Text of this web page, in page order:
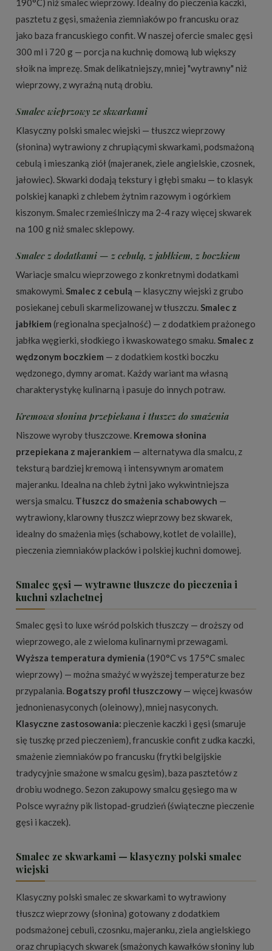
190°C) niż smalec wieprzowy. Idealny do pieczenia kaczki,
pasztetu z gęsi, smażenia ziemniaków po francusku oraz
jako baza francuskiego confit. W naszej ofercie smalec gęsi
300 ml i 720 g — porcja na kuchnię domową lub większy
słoik na imprezę. Smak delikatniejszy, mniej "wytrawny" niż
wieprzowy, z wyraźną nutą drobiu.
Smalec wieprzowy ze skwarkami
Klasyczny polski smalec wiejski — tłuszcz wieprzowy
(słonina) wytrawiony z chrupiącymi skwarkami, podsmażoną
cebulą i mieszanką ziół (majeranek, ziele angielskie, czosnek,
jałowiec). Skwarki dodają tekstury i głębi smaku — to klasyk
polskiej kanapki z chlebem żytnim razowym i ogórkiem
kiszonym. Smalec rzemieślniczy ma 2-4 razy więcej skwarek
na 100 g niż smalec sklepowy.
Smalec z dodatkami — z cebulą, z jabłkiem, z boczkiem
Wariacje smalcu wieprzowego z konkretnymi dodatkami
smakowymi. Smalec z cebulą — klasyczny wiejski z grubo
posiekanej cebuli skarmelizowanej w tłuszczu. Smalec z
jabłkiem (regionalna specjalność) — z dodatkiem prażonego
jabłka węgierki, słodkiego i kwaskowatego smaku. Smalec z
wędzonym boczkiem — z dodatkiem kostki boczku
wędzonego, dymny aromat. Każdy wariant ma własną
charakterystykę kulinarną i pasuje do innych potraw.
Kremowa słonina przepiekana i tłuszcz do smażenia
Niszowe wyroby tłuszczowe. Kremowa słonina
przepiekana z majerankiem — alternatywa dla smalcu, z
teksturą bardziej kremową i intensywnym aromatem
majeranku. Idealna na chleb żytni jako wykwintniejsza
wersja smalcu. Tłuszcz do smażenia schabowych —
wytrawiony, klarowny tłuszcz wieprzowy bez skwarek,
idealny do smażenia mięs (schabowy, kotlet de volaille),
pieczenia ziemniaków placków i polskiej kuchni domowej.
Smalec gęsi — wytrawne tłuszcze do pieczenia i
kuchni szlachetnej
Smalec gęsi to luxe wśród polskich tłuszczy — droższy od
wieprzowego, ale z wieloma kulinarnymi przewagami.
Wyższa temperatura dymienia (190°C vs 175°C smalec
wieprzowy) — można smażyć w wyższej temperaturze bez
przypalania. Bogatszy profil tłuszczowy — więcej kwasów
jednonienasyconych (oleinowy), mniej nasyconych.
Klasyczne zastosowania: pieczenie kaczki i gęsi (smaruje
się tuszkę przed pieczeniem), francuskie confit z udka kaczki,
smażenie ziemniaków po francusku (frytki belgijskie
tradycyjnie smażone w smalcu gęsim), baza pasztetów z
drobiu wodnego. Sezon zakupowy smalcu gęsiego ma w
Polsce wyraźny pik listopad-grudzień (świąteczne pieczenie
gęsi i kaczek).
Smalec ze skwarkami — klasyczny polski smalec
wiejski
Klasyczny polski smalec ze skwarkami to wytrawiony
tłuszcz wieprzowy (słonina) gotowany z dodatkiem
podsmażonej cebuli, czosnku, majeranku, ziela angielskiego
oraz chrupiących skwarek (smażonych kawałków słoniny lub